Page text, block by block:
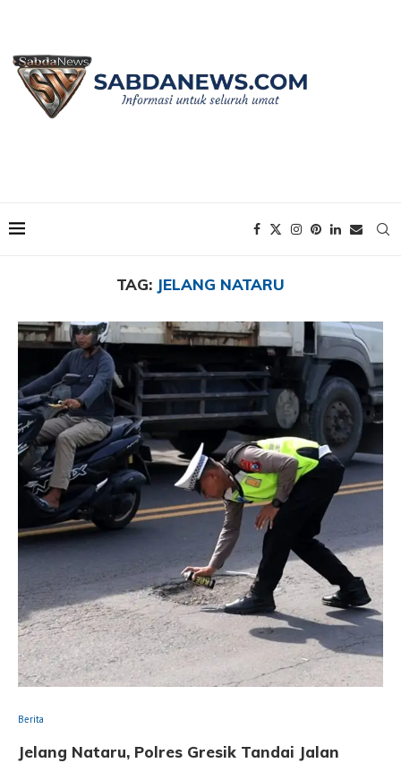
TAG: JELANG NATARU
Berita
Jelang Nataru, Polres Gresik Tandai Jalan